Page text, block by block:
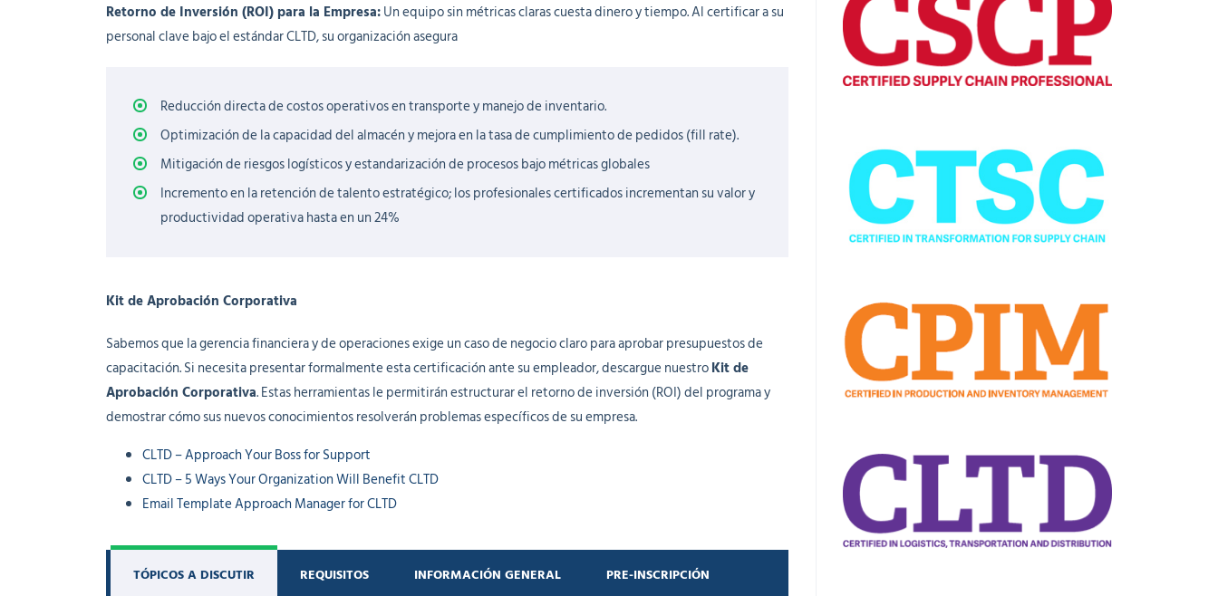
Retorno de Inversión (ROI) para la Empresa:Un equipo sin métricas claras cuesta dinero y tiempo. Al certificar a su
personal clave bajo el estándar CLTD, su organización asegura
Reducción directa de costos operativos en transporte y manejo de inventario.
Optimización de la capacidad del almacén y mejora en la tasa de cumplimiento de pedidos (fill rate).
Mitigación de riesgos logísticos y estandarización de procesos bajo métricas globales
Incremento en la retención de talento estratégico; los profesionales certificados incrementan su valor y
productividad operativa hasta en un 24%
Kit de Aprobación Corporativa
Sabemos que la gerencia financiera y de operaciones exige un caso de negocio claro para aprobar presupuestos de
capacitación. Si necesita presentar formalmente esta certificación ante su empleador, descargue nuestroKit de
Aprobación Corporativa. Estas herramientas le permitirán estructurar el retorno de inversión (ROI) del programa y
demostrar cómo sus nuevos conocimientos resolverán problemas específicos de su empresa.
CLTD – Approach Your Boss for Support
CLTD – 5 Ways Your Organization Will Benefit CLTD
Email Template Approach Manager for CLTD
TÓPICOS A DISCUTIR REQUISITOS INFORMACIÓN GENERAL PRE-INSCRIPCIÓN